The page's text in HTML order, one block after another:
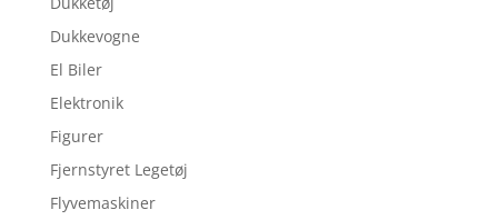
Dukkevogne
El Biler
Elektronik
Figurer
Fjernstyret Legetøj
Flyvemaskiner